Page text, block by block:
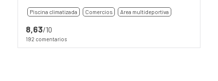
Piscina climatizada Comercios Area multideportiva
8,63/10
192 comentarios